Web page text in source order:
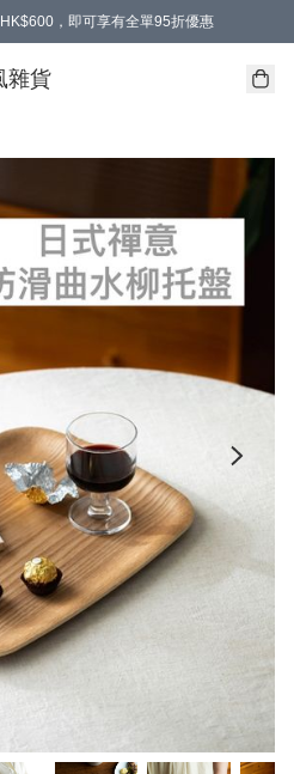
，即可享有全單95折優惠
訂單消費購物滿HK$680(折扣後），可享有
雜貨